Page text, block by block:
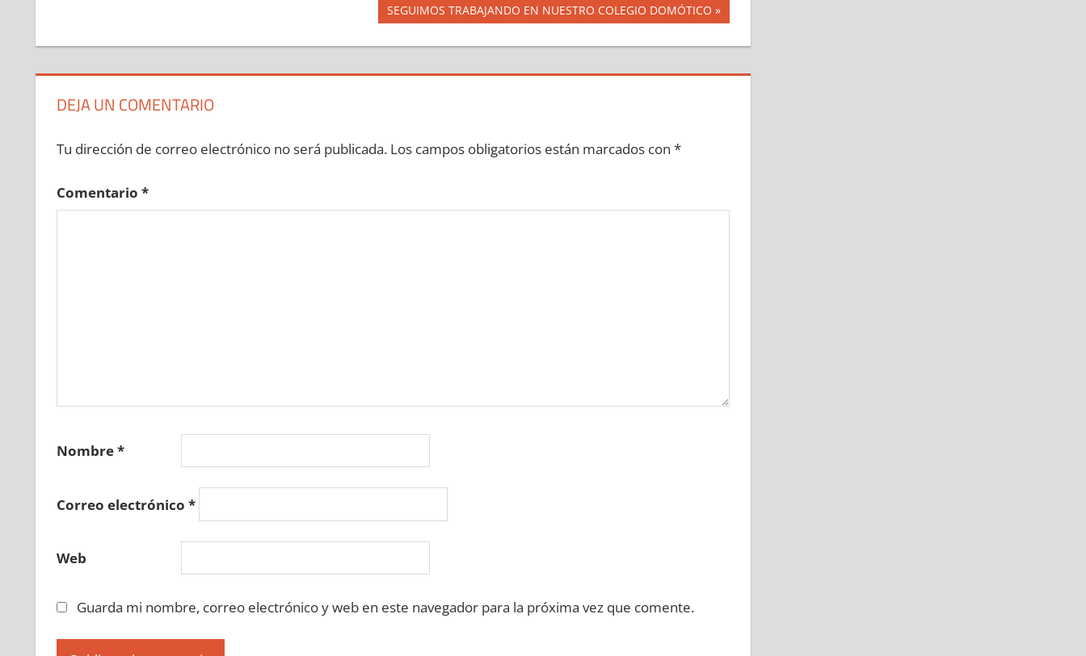
entradas
Siguiente
entrada:
SEGUIMOS TRABAJANDO EN NUESTRO COLEGIO DOMÓTICO
DEJA UN COMENTARIO
Tu dirección de correo electrónico no será publicada. Los campos obligatorios están marcados con *
Comentario *
Nombre*
Correo electrónico *
Web
Guarda mi nombre, correo electrónico y web en este navegador para la próxima vez que comente.